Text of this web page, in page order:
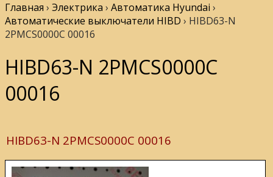
Главная › Электрика › Автоматика Hyundai ›
Автоматические выключатели HIBD › HIBD63-N
2PMCS0000C 00016
HIBD63-N 2PMCS0000C
00016
HIBD63-N 2PMCS0000C 00016